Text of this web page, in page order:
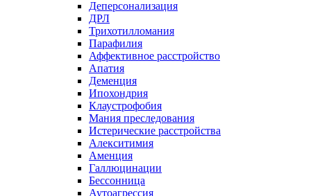
Деперсонализация
ДРЛ
Трихотилломания
Парафилия
Аффективное расстройство
Апатия
Деменция
Ипохондрия
Клаустрофобия
Мания преследования
Истерические расстройства
Алекситимия
Аменция
Галлюцинации
Бессонница
Аутоагрессия